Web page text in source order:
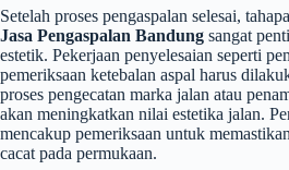
Setelah proses pengaspalan selesai,
Jasa Pengaspalan Bandung sangat
estetik. Pekerjaan penyelesaian seperti
pemeriksaan ketebalan aspal harus
proses pengecatan marka jalan atau
akan meningkatkan nilai estetika jalan.
mencakup pemeriksaan untuk
cacat pada permukaan.